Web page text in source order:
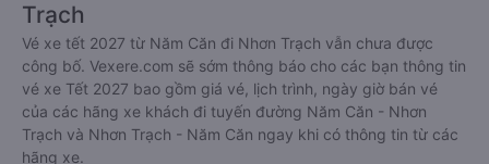
Trạch
Vé xe tết 2027 từ Năm Căn đi Nhơn Trạch vẫn chưa được
công bố. Vexere.com sẽ sớm thông báo cho các bạn thông tin
vé xe Tết 2027 bao gồm giá vé, lịch trình, ngày giờ bán vé
của các hãng xe khách đi tuyến đường Năm Căn - Nhơn
Trạch và Nhơn Trạch - Năm Căn ngay khi có thông tin từ các
hãng xe.